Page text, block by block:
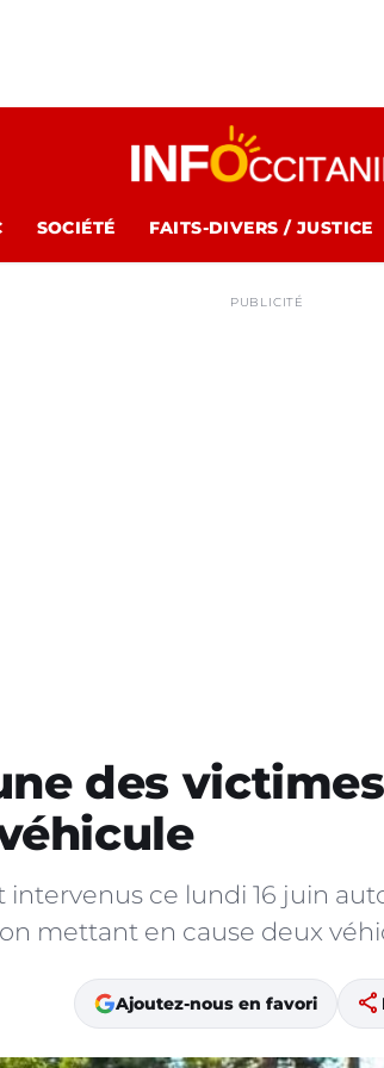
SOCIÉTÉ FAITS-DIVERS / JUSTICE
PUBLICITÉ
des victimes
intervenus ce lundi 16 juin
mettant en cause deux
Ajoutez-nous en favori share